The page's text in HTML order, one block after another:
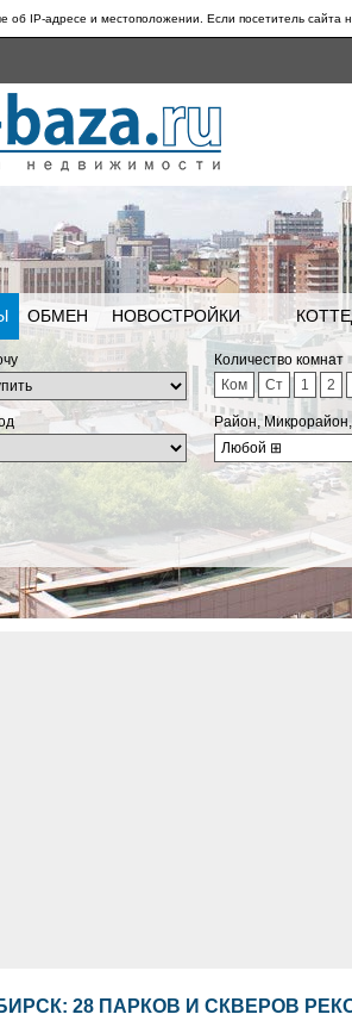
об IP-адресе и местоположении. Если посетитель сайта
ОБМЕН НОВОСТРОЙКИ
Количество комнат
Ком
Ст 1 2
Район,
Любой ⊞
28 ПАРКОВ И СКВЕРОВ